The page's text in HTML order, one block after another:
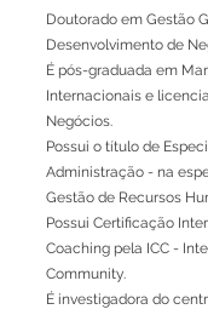
Doutorado em Gestão
Desenvolvimento de
É pós-graduada em
Internacionais e
Negócios.
Possui o título de
Administração - na
Gestão de Recursos
Possui Certificação
Coaching pela ICC -
Community.
É investigadora do